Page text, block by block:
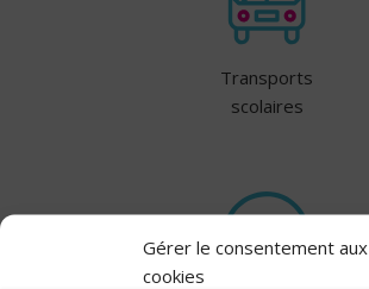
Gérer le consentement aux
cookies
Transports
scolaires